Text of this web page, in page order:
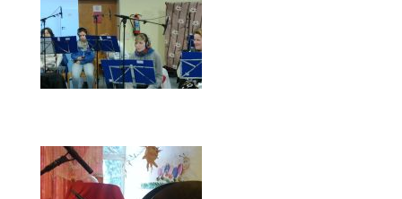
Events
Ausflüge
Konzerte